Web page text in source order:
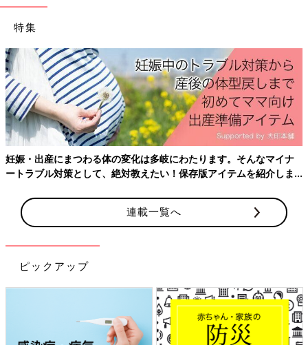
特集
妊娠・出産にまつわる体の変化は多岐にわたります。そんなマイナ
ートラブル対策として、絶対教えたい！保存版アイテムを紹介しま
連載一覧へ
ピックアップ